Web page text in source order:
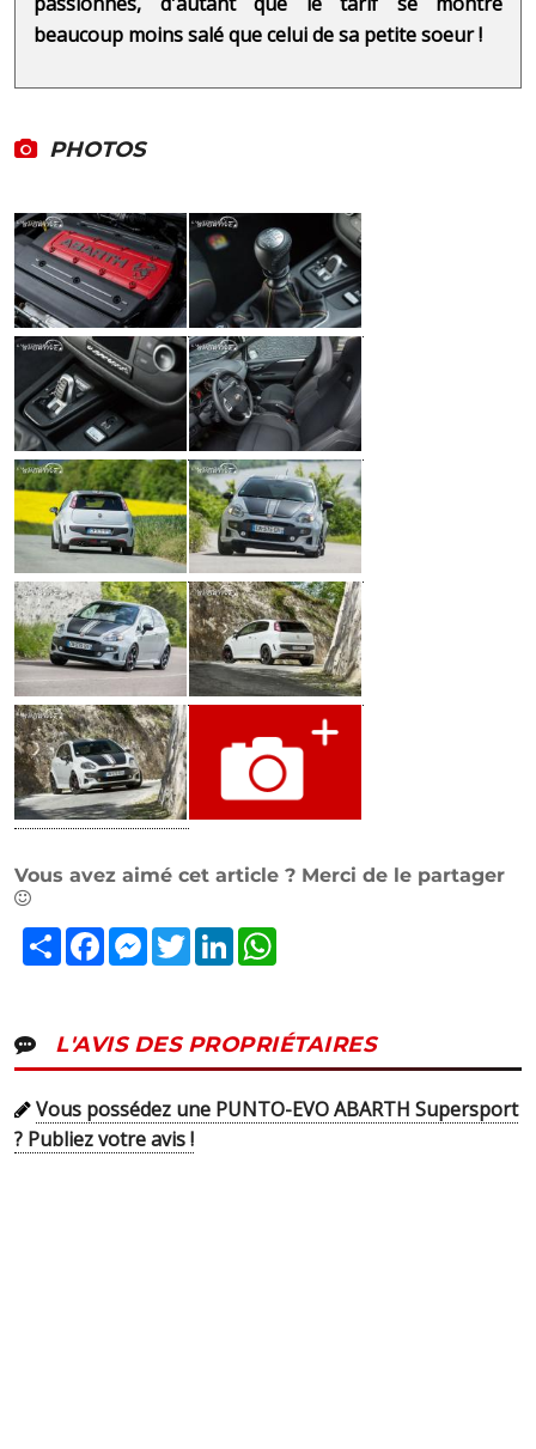
beaucoup moins salé que celui de sa petite soeur !
PHOTOS
Vous avez aimé cet article ? Merci de le partager
PartagerFacebookMessenger
TwitterLinkedIn
L'AVIS DES PROPRIÉTAIRES
Vous possédez une PUNTO-EVO ABARTH Supersport
? Publiez votre avis !